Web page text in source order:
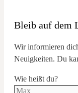
Bleib auf dem
Wir informieren
Neuigkeiten. Du
Wie heißt du?